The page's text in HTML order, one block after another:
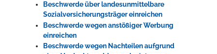
Beschwerde über landesunmittelbare
Sozialversicherungsträger einreichen
Beschwerde wegen anstößiger Werbung
einreichen
Beschwerde wegen Nachteilen aufgrund